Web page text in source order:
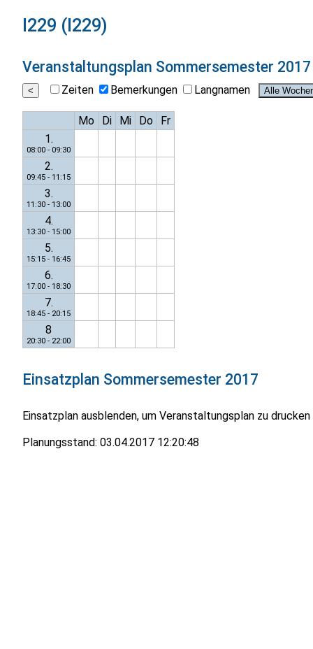
I229 (I229)
Veranstaltungsplan Sommersemester 2017
Zeiten Bemerkungen Langnamen
Mo Di Mi Do
Fr
1.
08:00 - 09:30
2.
09:45 - 11:15
3.
11:30 - 13:00
4.
13:30 - 15:00
5.
15:15 - 16:45
6.
17:00 - 18:30
7.
18:45 - 20:15
8
20:30 - 22:00
Einsatzplan Sommersemester 2017
Einsatzplan ausblenden, um Veranstaltungsplan zu drucken
Planungsstand: 03.04.2017 12:20:48